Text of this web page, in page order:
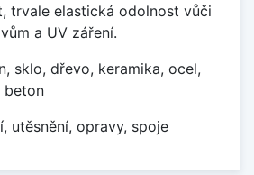
trvale elastická odolnost vůči
a UV záření.
sklo, dřevo, keramika, ocel,
beton
utěsnění, opravy, spoje